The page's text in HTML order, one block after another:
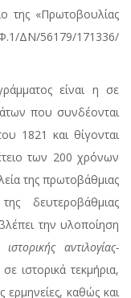
της «Πρωτοβουλίας
ΔΝ/56179/171336/
είναι η σε
που συνδέονται
1821 και θίγονται
των 200 χρόνων
της πρωτοβάθμιας
δευτεροβάθμιας
την υλοποίηση
αντιλογίας-
ιστορικά τεκμήρια,
ερμηνείες, καθώς και